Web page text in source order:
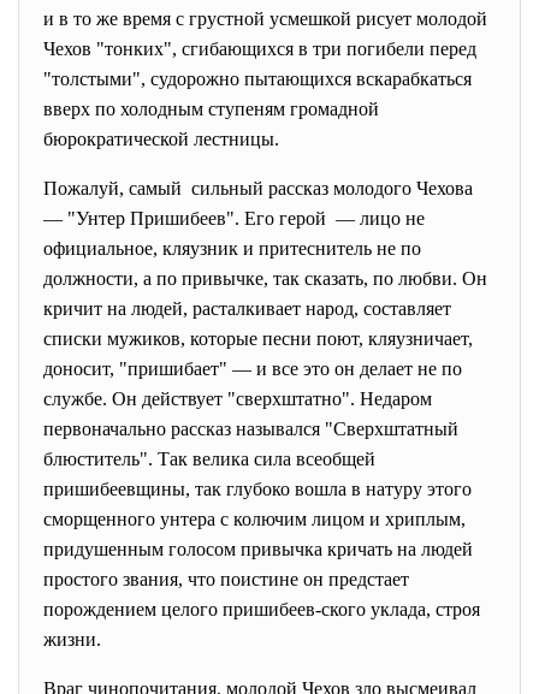
и в то же время с грустной усмешкой рисует молодой
Чехов "тонких", сгибающихся в три погибели перед
"толстыми", судорожно пытающихся вскарабкаться
вверх по холодным ступеням громадной
бюрократической лестницы.
Пожалуй, самый сильный рассказ молодого Чехова
— "Унтер Пришибеев". Его герой — лицо не
официальное, кляузник и притеснитель не по
должности, а по привычке, так сказать, по любви. Он
кричит на людей, расталкивает народ, составляет
списки мужиков, которые песни поют, кляузничает,
доносит, "пришибает" — и все это он делает не по
службе. Он действует "сверхштатно". Недаром
первоначально рассказ назывался "Сверхштатный
блюститель". Так велика сила всеобщей
пришибеевщины, так глубоко вошла в натуру этого
сморщенного унтера с колючим лицом и хриплым,
придушенным голосом привычка кричать на людей
простого звания, что поистине он предстает
порождением целого пришибеев-ского уклада, строя
жизни.
Враг чинопочитания, молодой Чехов зло высмеивал